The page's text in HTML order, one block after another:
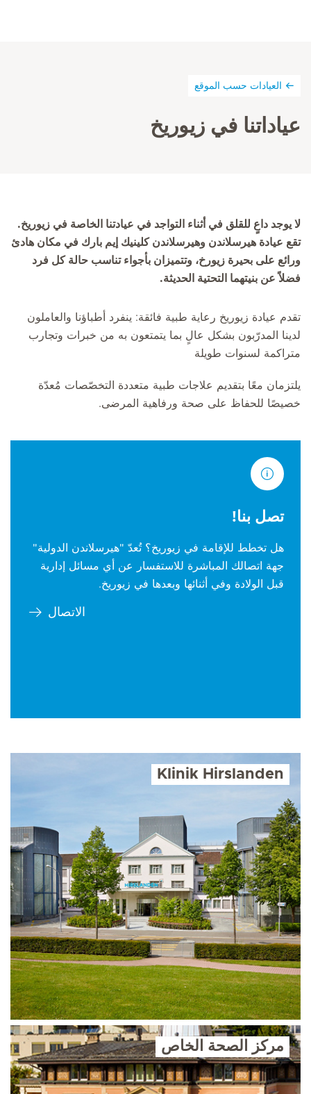
العيادات حسب الموقع
عياداتنا في زيوريخ
لا يوجد داعٍ للقلق في أثناء التواجد في عيادتنا الخاصة في زيوريخ.
تقع عيادة هيرسلاندن وهيرسلاندن كلينيك إيم بارك في مكان هادئ
ورائع على بحيرة زيورخ، وتتميزان بأجواء تناسب حالة كل فرد
فضلاً عن بنيتهما التحتية الحديثة.
تقدم عيادة زيوريخ رعاية طبية فائقة: ينفرد أطباؤنا والعاملون
لدينا المدرّبون بشكل عالٍ بما يتمتعون به من خبرات وتجارب
متراكمة لسنوات طويلة
يلتزمان معًا بتقديم علاجات طبية متعددة التخصّصات مُعدّة
خصيصًا للحفاظ على صحة ورفاهية المرضى.
تصل بنا!
هل تخطط للإقامة في زيوريخ؟ تُعدّ "هيرسلاندن الدولية"
جهة اتصالك المباشرة للاستفسار عن أي مسائل إدارية
قبل الولادة وفي أثنائها وبعدها في زيوريخ.
الاتصال
Klinik Hirslanden
مركز الصحة الخاص